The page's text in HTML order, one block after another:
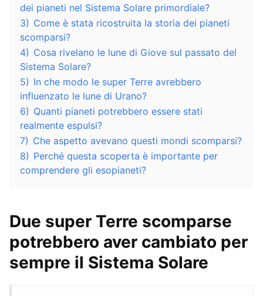
dei pianeti nel Sistema Solare primordiale?
3) Come è stata ricostruita la storia dei pianeti
scomparsi?
4) Cosa rivelano le lune di Giove sul passato del
Sistema Solare?
5) In che modo le super Terre avrebbero
influenzato le lune di Urano?
6) Quanti pianeti potrebbero essere stati
realmente espulsi?
7) Che aspetto avevano questi mondi scomparsi?
8) Perché questa scoperta è importante per
comprendere gli esopianeti?
Due super Terre scomparse
potrebbero aver cambiato per
sempre il Sistema Solare